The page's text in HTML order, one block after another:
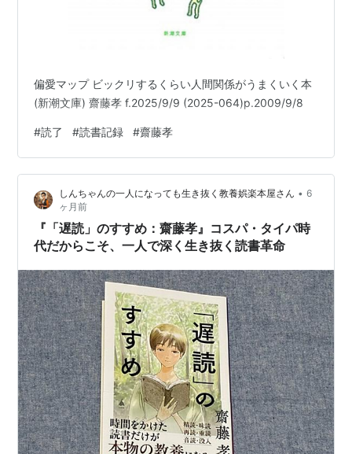
偏愛マップ ビックリするくらい人間関係がうまくいく本
(新潮文庫) 齋藤孝 f.2025/9/9 (2025-064)p.2009/9/8
#読了 #読書記録 #齋藤孝
しんちゃんの一人になっても生き抜く教養娯楽本屋さん • 6
ヶ月前
『「遅読」のすすめ：齋藤孝』コスパ・タイパ時
代だからこそ、一人で深く生き抜く読書革命